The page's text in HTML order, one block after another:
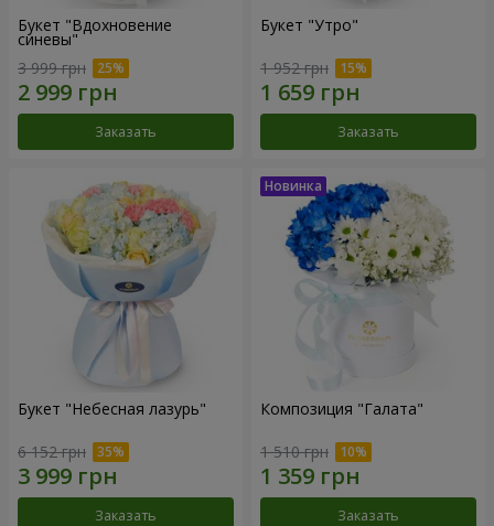
Букет "Вдохновение
синевы"
3 999 грн
Заказать
Букет "Утро"
1 952 грн
Заказать
Букет "Небесная лазурь"
6 152 грн
Заказать
Композиция "Галата"
1 510 грн
Заказать